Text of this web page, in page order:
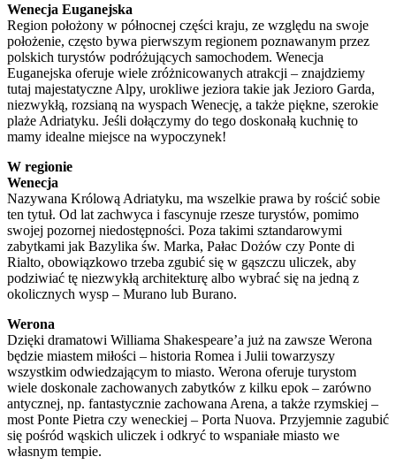
Wenecja Euganejska
Region położony w północnej części kraju, ze względu na swoje
położenie, często bywa pierwszym regionem poznawanym przez
polskich turystów podróżujących samochodem. Wenecja
Euganejska oferuje wiele zróżnicowanych atrakcji – znajdziemy
tutaj majestatyczne Alpy, urokliwe jeziora takie jak Jezioro Garda,
niezwykłą, rozsianą na wyspach Wenecję, a także piękne, szerokie
plaże Adriatyku. Jeśli dołączymy do tego doskonałą kuchnię to
mamy idealne miejsce na wypoczynek!
W regionie
Wenecja
Nazywana Królową Adriatyku, ma wszelkie prawa by rościć sobie
ten tytuł. Od lat zachwyca i fascynuje rzesze turystów, pomimo
swojej pozornej niedostępności. Poza takimi sztandarowymi
zabytkami jak Bazylika św. Marka, Pałac Dożów czy Ponte di
Rialto, obowiązkowo trzeba zgubić się w gąszczu uliczek, aby
podziwiać tę niezwykłą architekturę albo wybrać się na jedną z
okolicznych wysp – Murano lub Burano.
Werona
Dzięki dramatowi Williama Shakespeare’a już na zawsze Werona
będzie miastem miłości – historia Romea i Julii towarzyszy
wszystkim odwiedzającym to miasto. Werona oferuje turystom
wiele doskonale zachowanych zabytków z kilku epok – zarówno
antycznej, np. fantastycznie zachowana Arena, a także rzymskiej –
most Ponte Pietra czy weneckiej – Porta Nuova. Przyjemnie zagubić
się pośród wąskich uliczek i odkryć to wspaniałe miasto we
własnym tempie.